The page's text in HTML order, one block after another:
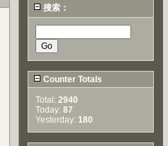
搜索：
Counter Totals
Total: 2940
Today: 87
Yesterday: 180